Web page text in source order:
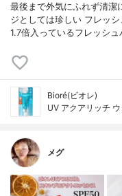
最後まで外気にふれず清潔
ジとしては珍しい フレッ
1.7倍入っているフレッシ
Bioré(ビオレ)
UV アクアリッチ
メグ